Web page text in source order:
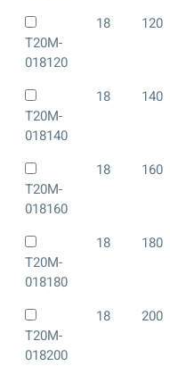
T20M-
018120
18 120
T20M-
018140
18 140
T20M-
018160
18 160
T20M-
018180
18 180
T20M-
018200
18 200